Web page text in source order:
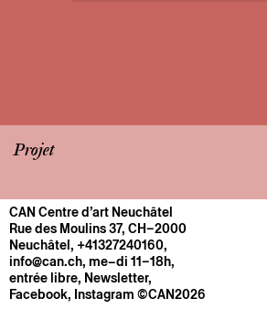
Projet
CENTRE
Infos pratiques
Fonctionnement
À propos
CAN Centre d’art Neuchâtel
Rue des Moulins 37, CH–2000
Neuchâtel, +41327240160,
info@can.ch, me–di 11–18h,
entrée libre, Newsletter,
Facebook, Instagram ©CAN2026